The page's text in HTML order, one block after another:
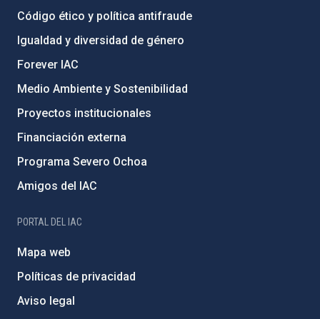
Código ético y política antifraude
Igualdad y diversidad de género
Forever IAC
Medio Ambiente y Sostenibilidad
Proyectos institucionales
Financiación externa
Programa Severo Ochoa
Amigos del IAC
PORTAL DEL IAC
Mapa web
Políticas de privacidad
Aviso legal